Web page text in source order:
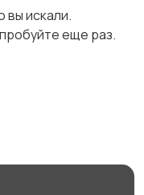
вы искали.
еще раз.